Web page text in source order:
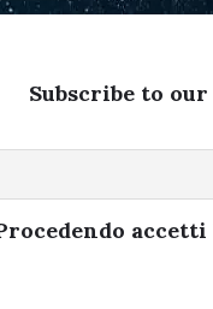
Subscribe to